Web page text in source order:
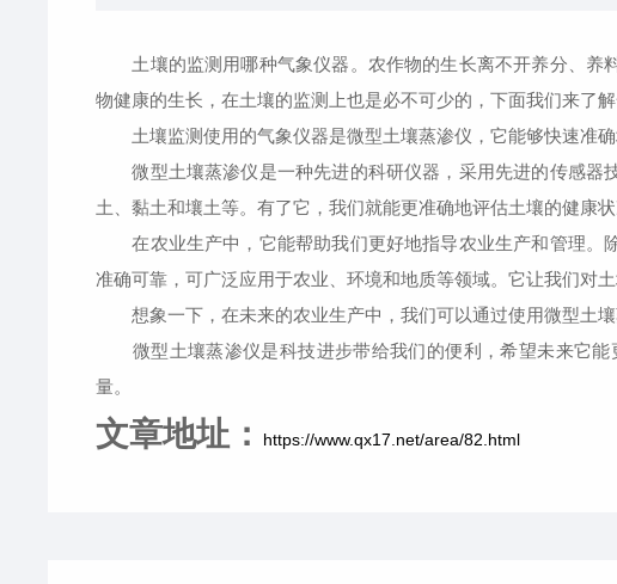
土壤的监测用哪种气象仪器。农作物的生长离不开养分、养
物健康的生长，在土壤的监测上也是必不可少的，下面我们来了
土壤监测使用的气象仪器是微型土壤蒸渗仪，它能够快速准确
微型土壤蒸渗仪是一种先进的科研仪器，采用先进的传感器
土、黏土和壤土等。有了它，我们就能更准确地评估土壤的健康状
在农业生产中，它能帮助我们更好地指导农业生产和管理。
准确可靠，可广泛应用于农业、环境和地质等领域。它让我们对
想象一下，在未来的农业生产中，我们可以通过使用微型土壤
微型土壤蒸渗仪是科技进步带给我们的便利，希望未来它能
量。
文章地址： https://www.qx17.net/area/82.html